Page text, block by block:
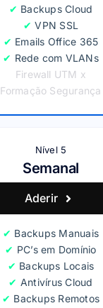
✔ Backups Cloud
✔ VPN SSL
✔ Emails Office 365
✔ Rede com VLANs
Firewall UTM x
Formação Segurança
Nível 5
Semanal
Aderir
✔ Backups Manuais
✔ PC’s em Domínio
✔ Backups Locais
✔ Antivírus Cloud
✔ Backups Remotos